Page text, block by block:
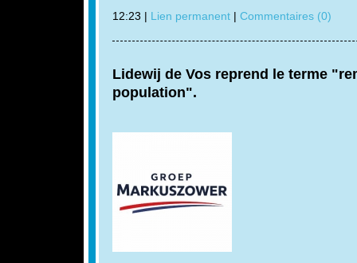
12:23 | Lien permanent| Commentaires (0)
Lidewij de Vos reprend le terme
population".